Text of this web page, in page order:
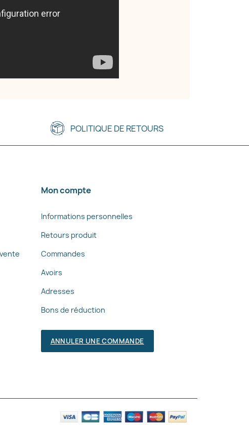
POLITIQUE DE RETOURS
Mon compte
Informations personnelles
Retours produit
Commandes
Avoirs
Adresses
Bons de réduction
ANNULER UNE COMMANDE